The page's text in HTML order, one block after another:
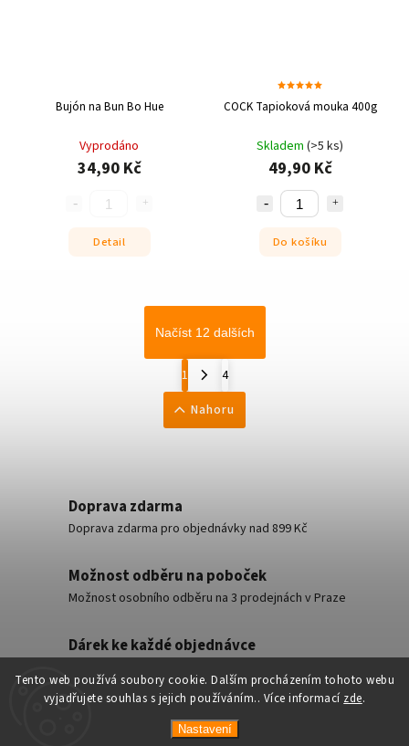
Tento web používá soubory cookie. Dalším procházením tohoto webu
vyjadřujete souhlas s jejich používáním.. Více informací zde.
Nastavení
Bujón na Bun Bo Hue
Vyprodáno
34,90 Kč
Detail
COCK Tapioková mouka 400g
Skladem (>5 ks)
49,90 Kč
Do košíku
Načíst 12 dalších
1
4
Nahoru
Doprava zdarma
Doprava zdarma pro objednávky nad 899 Kč
Možnost odběru na poboček
Možnost osobního odběru na 3 prodejnách v Praze
Dárek ke každé objednávce